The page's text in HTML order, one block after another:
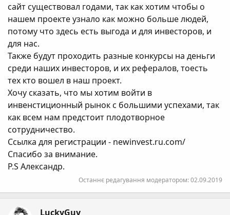
сайт существовал годами, так как хотим чтобы о
нашем проекте узнало как можно больше людей,
потому что здесь есть выгода и для инвесторов, и
для нас.
Также будут проходить разные конкурсы на деньги
среди наших инвесторов, и их рефералов, тоесть
тех кто вошел в наш проект.
Хочу сказать, что мы хотим войти в
инвенстиционный рынок с большими успехами, так
как всем нам предстоит плодотворное
сотрудничество.
Ссылка для регистрации - newinvest.ru.com/
Спасибо за внимание.
P.S Александр.
Останнє редагування модератором:02.09.2019
LuckyGuy